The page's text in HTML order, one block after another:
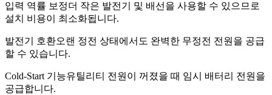
입력 역률 보정더 작은 발전기 및 배선을 사용할 수 있으므로
설치 비용이 최소화됩니다.
발전기 호환오랜 정전 상태에서도 완벽한 무정전 전원을 공급
할 수 있습니다.
Cold-Start 기능유틸리티 전원이 꺼졌을 때 임시 배터리 전원을
공급합니다.